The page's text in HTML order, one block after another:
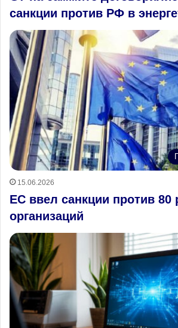
санкции против РФ в
15.06.2026
ЕС ввел санкции против 80
организаций